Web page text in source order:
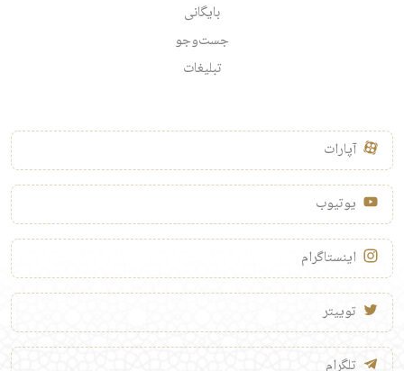
بایگانی
جست‌وجو
تبلیغات
آپارات
یوتیوب
اینستاگرام
توییتر